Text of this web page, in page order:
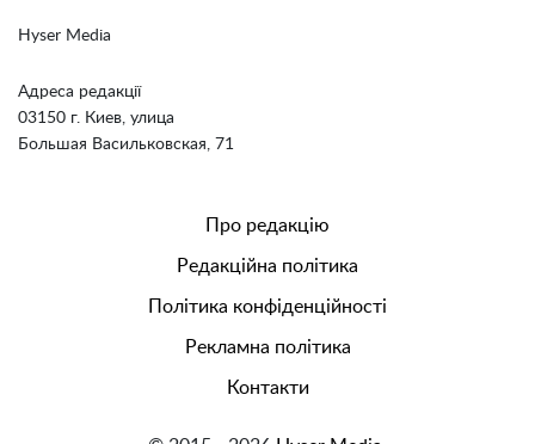
Hyser Media
Адреса редакції
03150 г. Киев, улица
Большая Васильковская, 71
Про редакцію
Редакційна політика
Політика конфіденційності
Рекламна політика
Контакти